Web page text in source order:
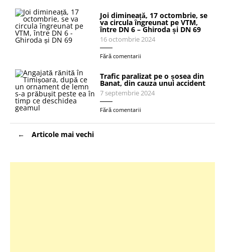
Joi dimineață, 17 octombrie, se
va circula îngreunat pe VTM,
între DN 6 – Ghiroda și DN 69
16 octombrie 2024
Fără comentarii
Trafic paralizat pe o șosea din
Banat, din cauza unui accident
7 septembrie 2024
Fără comentarii
Navigare
în Articole mai vechi